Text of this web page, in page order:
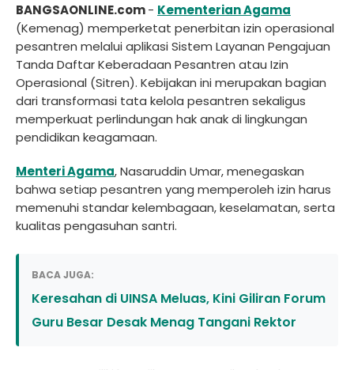
BANGSAONLINE.com- Kementerian Agama
(Kemenag) memperketat penerbitan izin operasional
pesantren melalui aplikasi Sistem Layanan Pengajuan
Tanda Daftar Keberadaan Pesantren atau Izin
Operasional (Sitren). Kebijakan ini merupakan bagian
dari transformasi tata kelola pesantren sekaligus
memperkuat perlindungan hak anak di lingkungan
pendidikan keagamaan.
Menteri Agama, Nasaruddin Umar, menegaskan
bahwa setiap pesantren yang memperoleh izin harus
memenuhi standar kelembagaan, keselamatan, serta
kualitas pengasuhan santri.
BACA JUGA:
Keresahan di UINSA Meluas, Kini Giliran Forum
Guru Besar Desak Menag Tangani Rektor